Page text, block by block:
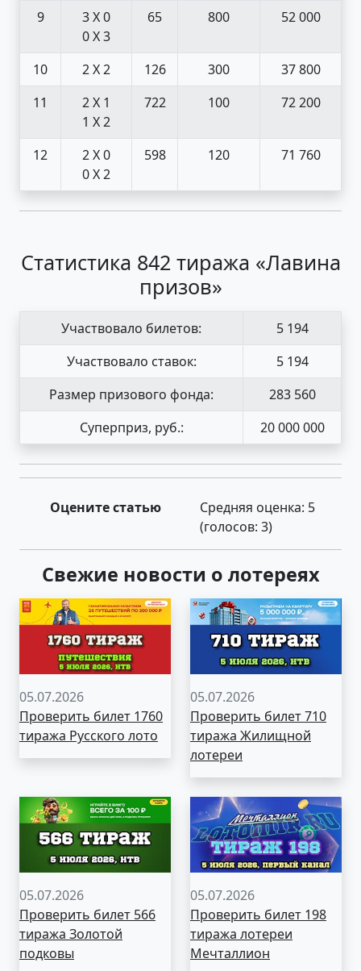
9
3 X 0
0 X 3
65 800 52 000
10 2 X 2 126 300
37 800
11
2 X 1
1 X 2
722 100 72 200
12
2 X 0
0 X 2
598 120 71 760
Статистика 842 тиража «Лавина
призов»
Участвовало билетов:
5 194
Участвовало ставок:
5 194
Размер призового фонда:
283 560
Суперприз, руб.:
20 000 000
Оцените статью Средняя оценка: 5
(голосов: 3)
Свежие новости о лотереях
05.07.2026
Проверить билет 1760
тиража Русского лото
05.07.2026
Проверить билет 710
тиража Жилищной
лотереи
05.07.2026
Проверить билет 566
тиража Золотой
подковы
05.07.2026
Проверить билет 198
тиража лотереи
Мечталлион